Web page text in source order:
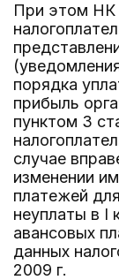
При этом НК
порядка
прибыль
пунктом 3
случае
изменении
платежей
неуплаты в I
авансовых
данных
2009 г.